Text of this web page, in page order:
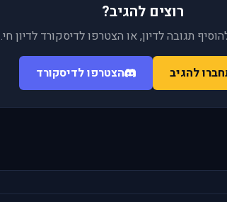
רוצים להגיב?
תגובה לדיון, או הצטרפו לדיסקורד לדיון חי.
להגיב הצטרפו לדיסקורד